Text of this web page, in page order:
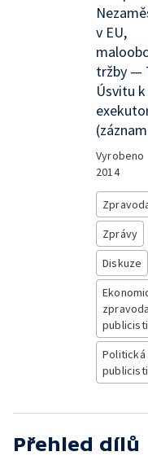
v EU,
tržby —
Úsvitu
Vyrobeno
2014
Zprávy
Diskuze
Politická
Přehled dílů